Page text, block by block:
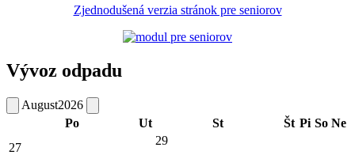
Zjednodušená verzia stránok pre seniorov
Vývoz odpadu
August2026
Po
Ut St Št Pi So Ne
27
29